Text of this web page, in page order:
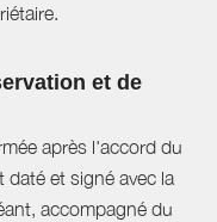
et de
après l'accord du
et signé avec la
accompagné du